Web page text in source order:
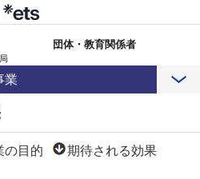
団体・教育関係者
業
の目的 期待される効果